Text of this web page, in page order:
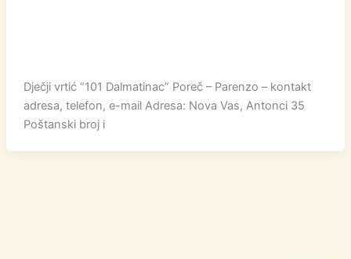
Dječji vrtić “101 Dalmatinac” Poreč – Parenzo – kontakt
adresa, telefon, e-mail Adresa: Nova Vas, Antonci 35
Poštanski broj i